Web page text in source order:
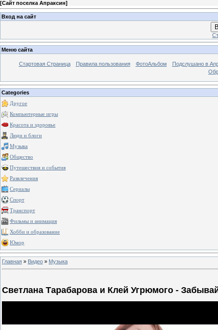
[Сайт поселка Апраксин]
Вход на сайт
Меню сайта
Стартовая Страница Правила пользования ФотоАльбом
Подслушано в
Categories
Другое
Компьютерные игры
Красота и здоровье
Люди и блоги
Музыка
Общество
Путешествия и события
Развлечения
Сериалы
Спорт
Транспорт
Фильмы и анимация
Хобби и образование
Юмор
Главная » Видео » Музыка
Светлана Тарабарова и Клей Угрюмого -